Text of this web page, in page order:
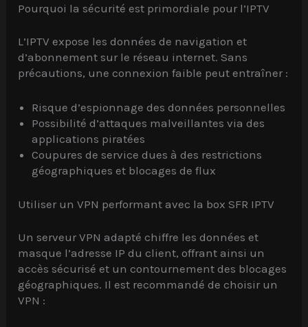
Pourquoi la sécurité est primordiale pour l’IPTV
L’IPTV expose les données de navigation et
d’abonnement sur le réseau internet. Sans
précautions, une connexion faible peut entraîner :
Risque d’espionnage des données personnelles
Possibilité d’attaques malveillantes via des
applications piratées
Coupures de service dues à des restrictions
géographiques et blocages de flux
Utiliser un VPN performant avec la box SFR IPTV
Un serveur VPN adapté chiffre les données et
masque l’adresse IP du client, offrant ainsi un
accès sécurisé et un contournement des blocages
géographiques. Il est recommandé de choisir un
VPN :